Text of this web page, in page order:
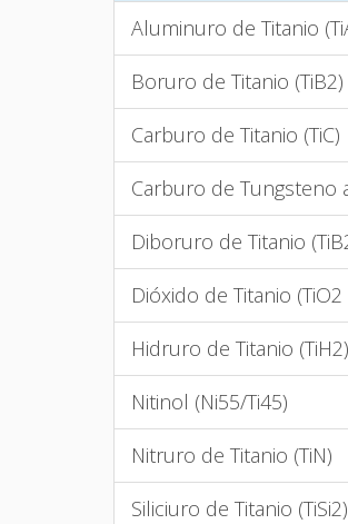
Aluminuro de Titanio
Boruro de Titanio (TiB2)
Carburo de Titanio (TiC)
Carburo de Tungsteno
Diboruro de Titanio
Dióxido de Titanio (TiO2
Hidruro de Titanio (TiH2)
Nitinol (Ni55/Ti45)
Nitruro de Titanio (TiN)
Siliciuro de Titanio (TiSi2)